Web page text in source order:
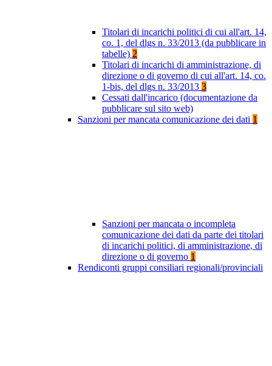
Titolari di incarichi politici di cui all'art. 14,
co. 1, del dlgs n. 33/2013 (da pubblicare in
tabelle) 2
Titolari di incarichi di amministrazione, di
direzione o di governo di cui all'art. 14, co.
1-bis, del dlgs n. 33/2013 3
Cessati dall'incarico (documentazione da
pubblicare sul sito web)
Sanzioni per mancata comunicazione dei dati 1
Sanzioni per mancata o incompleta
comunicazione dei dati da parte dei titolari
di incarichi politici, di amministrazione, di
direzione o di governo 1
Rendiconti gruppi consiliari regionali/provinciali